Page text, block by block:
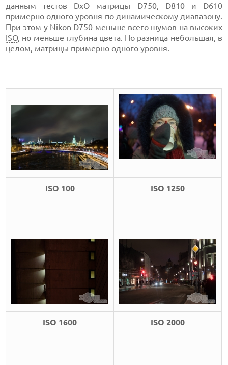
данным тестов DxO матрицы D750, D810 и D610
примерно одного уровня по динамическому диапазону.
При этом у Nikon D750 меньше всего шумов на высоких
ISO, но меньше глубина цвета. Но разница небольшая, в
целом, матрицы примерно одного уровня.
ISO 100 ISO 1250
ISO 1600 ISO 2000